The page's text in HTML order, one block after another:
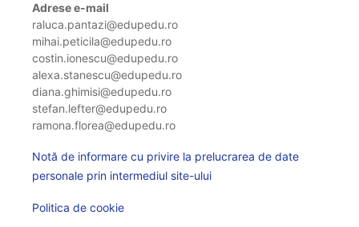
Adrese e-mail
raluca.pantazi@edupedu.ro
mihai.peticila@edupedu.ro
costin.ionescu@edupedu.ro
alexa.stanescu@edupedu.ro
diana.ghimisi@edupedu.ro
stefan.lefter@edupedu.ro
ramona.florea@edupedu.ro
Notă de informare cu privire la prelucrarea de date
personale prin intermediul site-ului
Politica de cookie